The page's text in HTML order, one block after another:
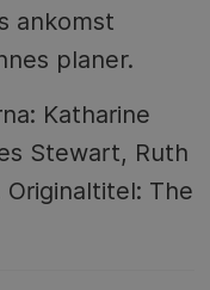
ankomst
planer.
Katharine
Stewart, Ruth
The